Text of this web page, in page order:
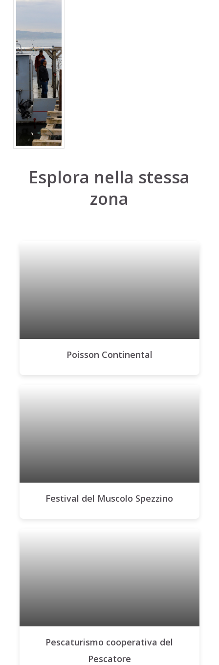
Esplora nella stessa
zona
Poisson Continental
Festival del Muscolo Spezzino
Pescaturismo cooperativa del
Pescatore